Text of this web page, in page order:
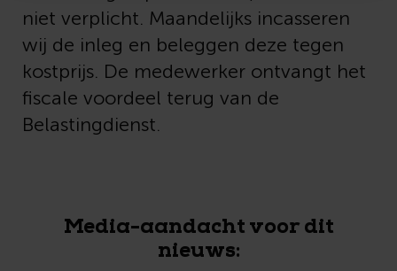
niet verplicht. Maandelijks incasseren
wij de inleg en beleggen deze tegen
kostprijs. De medewerker ontvangt het
fiscale voordeel terug van de
Belastingdienst.
Media-aandacht voor dit
nieuws: